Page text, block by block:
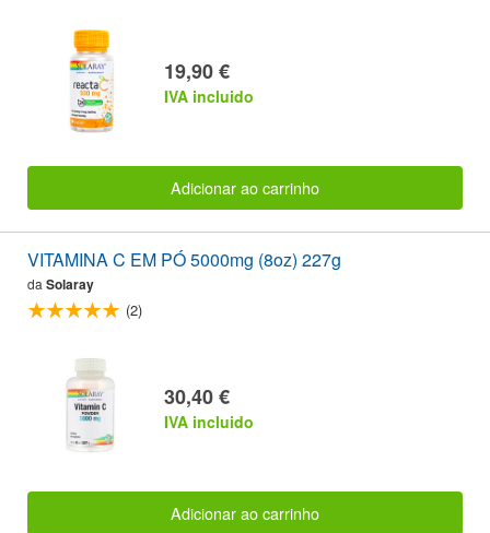
19,90 €
IVA incluido
Adicionar ao carrinho
VITAMINA C EM PÓ 5000mg (8oz) 227g
da Solaray
(2)
30,40 €
IVA incluido
Adicionar ao carrinho